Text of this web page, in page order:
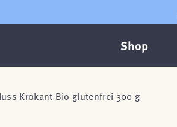
Shop
Krokant Bio glutenfrei 300 g